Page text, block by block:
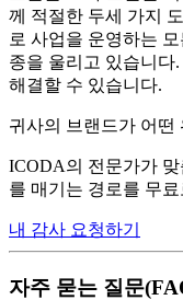
께 적절한 두세 가지
로 사업을 운영하는
종을 울리고 있습니다
해결할 수 있습니다.
귀사의 브랜드가 어떤
ICODA의 전문가가
를 매기는 경로를 무
내 감사 요청하기
자주 묻는 질문